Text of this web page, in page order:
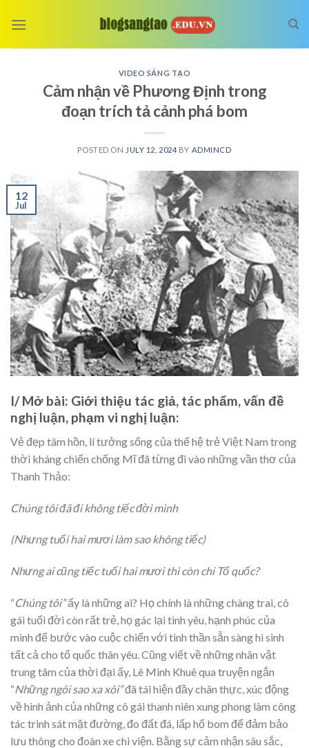
VIDEO SÁNG TẠO
Cảm nhận về Phương Định trong
đoạn trích tả cảnh phá bom
POSTED ON JULY 12, 2024 BY ADMINCD
12
Jul
I/ Mở bài: Giới thiệu tác giả, tác phẩm, vấn đề
nghị luận, phạm vi nghị luận:
Vẻ đẹp tâm hồn, lí tưởng sống của thế hệ trẻ Việt Nam trong
thời kháng chiến chống Mĩ đã từng đi vào những vần thơ của
Thanh Thảo:
Chúng tôi đã đi không tiếc đời mình
(Nhưng tuổi hai mươi làm sao không tiếc)
Nhưng ai cũng tiếc tuổi hai mươi thì còn chi Tổ quốc?
“Chúng tôi”ấy là những ai? Họ chính là những chàng trai, cô
gái tuổi đời còn rất trẻ, họ gác lại tình yêu, hạnh phúc của
mình để bước vào cuộc chiến với tinh thần sẵn sàng hi sinh
tất cả cho tổ quốc thân yêu. Cũng viết về những nhân vật
trung tâm của thời đại ấy, Lê Minh Khuê qua truyện ngắn
“Những ngôi sao xa xôi”đã tái hiện đầy chân thực, xúc động
về hình ảnh của những cô gái thanh niên xung phong làm công
tác trinh sát mặt đường, đo đất đá, lấp hố bom để đảm bảo
lưu thông cho đoàn xe chi viện. Bằng sự cảm nhận sâu sắc,